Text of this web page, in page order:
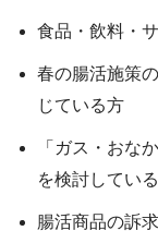
食品・飲料・
春の腸活施策
じている方
「ガス・おな
を検討してい
腸活商品の訴